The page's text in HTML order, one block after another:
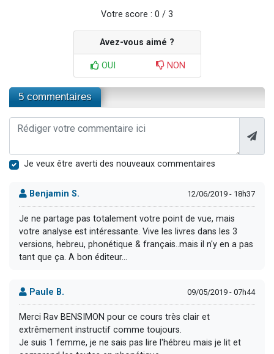
Votre score : 0 / 3
Avez-vous aimé ?
OUI NON
5 commentaires
Je veux être averti des nouveaux commentaires
Benjamin S. 12/06/2019 - 18h37
Je ne partage pas totalement votre point de vue, mais
votre analyse est intéressante. Vive les livres dans les 3
versions, hebreu, phonétique & français..mais il n'y en a pas
tant que ça. A bon éditeur...
Paule B. 09/05/2019 - 07h44
Merci Rav BENSIMON pour ce cours très clair et
extrêmement instructif comme toujours.
Je suis 1 femme, je ne sais pas lire l'hébreu mais je lit et